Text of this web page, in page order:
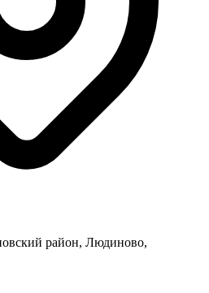
район, Людиново,